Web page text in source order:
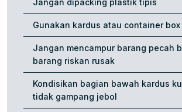
Gunakan kardus atau container box
Jangan mencampur barang pecah
barang riskan rusak
Kondisikan bagian bawah kardus
tidak gampang jebol